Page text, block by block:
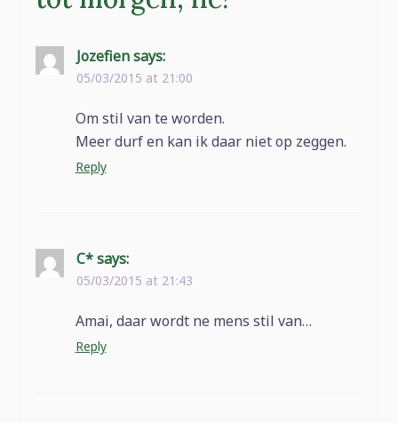
Jozefien says:
05/03/2015 at 21:00
Om stil van te worden.
Meer durf en kan ik daar niet op zeggen.
Reply
C* says:
05/03/2015 at 21:43
Amai, daar wordt ne mens stil van…
Reply